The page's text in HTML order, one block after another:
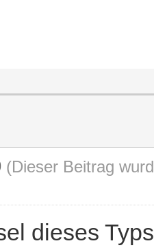
(Dieser Beitrag
dieses